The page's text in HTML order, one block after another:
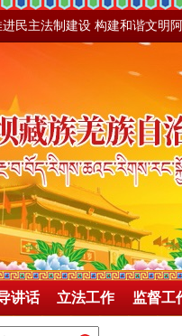
民主法制建设 构建和谐文明
讲话 立法工作 监督工